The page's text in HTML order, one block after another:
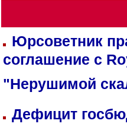
Юрсоветник
соглашение с
"Нерушимой
Дефицит